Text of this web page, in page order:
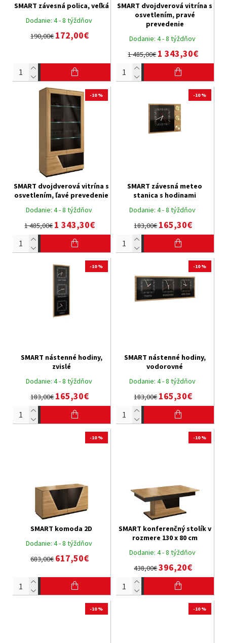
Dodanie: 4 - 8 týždňov
SMART závesná polica, veľká
190,00€172,00€ Dodanie: 4 - 8 týždňov
SMART dvojdverová vitrína s
osvetlením, pravé
prevedenie
1 485,00€1 343,30€
-10 %
Dodanie: 4 - 8 týždňov
SMART dvojdverová vitrína s
osvetlením, ľavé prevedenie
1 485,00€1 343,30€
-10 %
Dodanie: 4 - 8 týždňov
SMART závesná meteo
stanica s hodinami
183,00€165,30€
-10 %
Dodanie: 4 - 8 týždňov
SMART nástenné hodiny,
zvislé
183,00€165,30€
-10 %
Dodanie: 4 - 8 týždňov
SMART nástenné hodiny,
vodorovné
183,00€165,30€
-10 %
Dodanie: 4 - 8 týždňov
SMART komoda 2D
683,00€617,50€
-10 %
Dodanie: 4 - 8 týždňov
SMART konferenčný stolík v
rozmere 130 x 80 cm
438,00€396,20€
-10 % -10 %